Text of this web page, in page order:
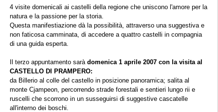
4 visite domenicali ai castelli della regione che uniscono l'amore per la
natura e la passione per la storia.
Questa manifestiazione dà la possibilità, attraverso una suggestiva e
non faticosa camminata, di accedere a quattro castelli in compagnia
di una guida esperta.
Il terzo appuntamento sarà domenica 1 aprile 2007 con la visita al
CASTELLO DI PRAMPERO:
da Billerio al colle del castello in posizione panoramica; salita al
monte Cjampeon, percorrendo strade forestali e sentieri lungo rii e
ruscelli che scorrono in un susseguirsi di suggestive cascatelle
all'interno dei boschi.